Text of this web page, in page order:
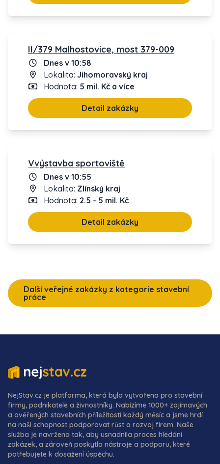
II/379 Malhostovice, most 379-009
Dnes v 10:58
Lokalita: Jihomoravský kraj
Hodnota: 5 mil. Kč a více
Detail zakázky
Vvýstavba sportoviště
Dnes v 10:55
Lokalita: Zlínský kraj
Hodnota: 2.5 - 5 mil. Kč
Detail zakázky
Další veřejné zakázky z kategorie stavební
práce
NejStav.cz je platforma, která byla vytvořena pro stavební
firmy, podnikatele a živnostníky. Nabízíme 1000+ zajímavých
a ověřených stavebních příležitostí každý měsíc a jsme hrdí
na naši schopnost podporovat růst a rozvoj firem. Naše
služba je navržena tak, aby usnadnila proces hledání
zakázek, a zároveň poskytla nástroje a podporu, které
potřebujete k dosažení úspěchu.